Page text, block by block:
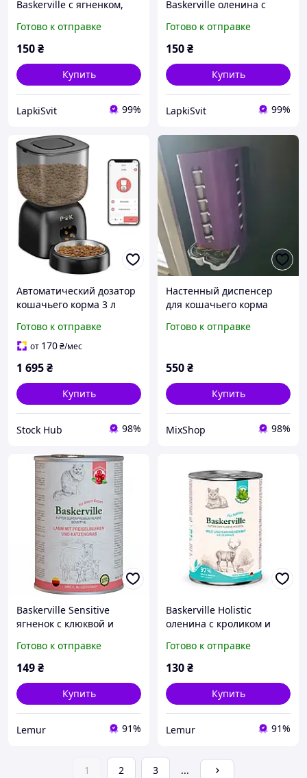
Baskerville с ягненком,
травой для
чувствительного
кошек 400 г.
Готово к отправке
150₴
Купить
LapkiSvit 99%
Baskerville оленина с
мятой холистик
полнорационный 400 г.
Готово к отправке
150₴
Купить
LapkiSvit 99%
Автоматический дозатор
кошачьего корма 3 л
Кормушка с
приложением для
Готово к отправке
от 170₴/мес
1 695₴
Купить
Stock Hub 98%
Настенный диспенсер
для кошачьего корма
Готово к отправке
550₴
Купить
MixShop 98%
Baskerville Sensitive
ягненок с клюквой и
влажный корм для
взрослых кошек с
пищеварением 400 г
Готово к отправке
149₴
Купить
Lemur 91%
Baskerville Holistic
оленина с кроликом и
влажный корм для
взрослых кошек 400 г
Готово к отправке
130₴
Купить
Lemur 91%
1 2 3 ...